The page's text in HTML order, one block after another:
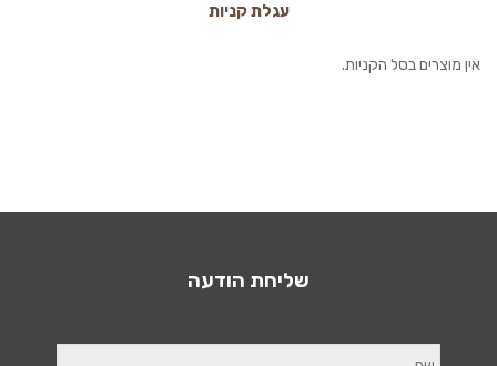
עגלת קניות
אין מוצרים בסל הקניות.
שליחת הודעה